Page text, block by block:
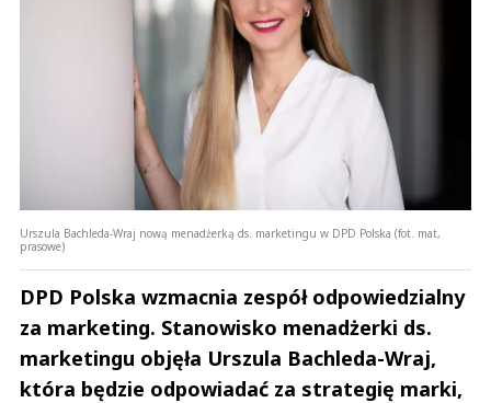
0
0
Nie znaleziono komentarzy
Zostaw swoje komentarze
Imię (Wymagane)
Urszula Bachleda-Wraj nową menadżerką ds. marketingu w DPD Polska (fot. mat,
prasowe)
DPD Polska wzmacnia zespół odpowiedzialny
za marketing. Stanowisko menadżerki ds.
marketingu objęła Urszula Bachleda-Wraj,
która będzie odpowiadać za strategię marki,